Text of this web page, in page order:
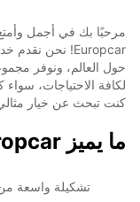
حول العالم، ونوفر
لكافة الاحتياجات،
كنت تبحث عن خيار
ما يميز Europcar في Stockholm؟
تشكيلة واسعة من